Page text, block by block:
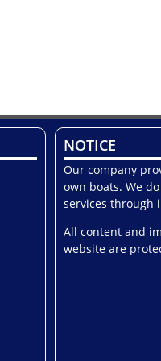
NOTICE
Our company
own boats. We
services through
All content and
website are